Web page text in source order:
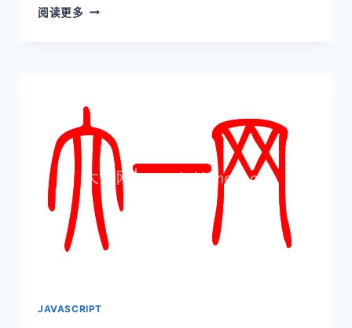
阅读更多 简
计
模
式
的
区
JAVASCRIPT